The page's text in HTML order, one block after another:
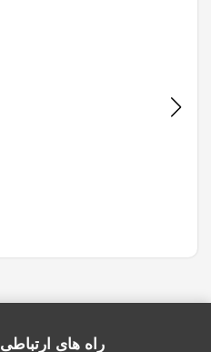
راه های ارتباطی